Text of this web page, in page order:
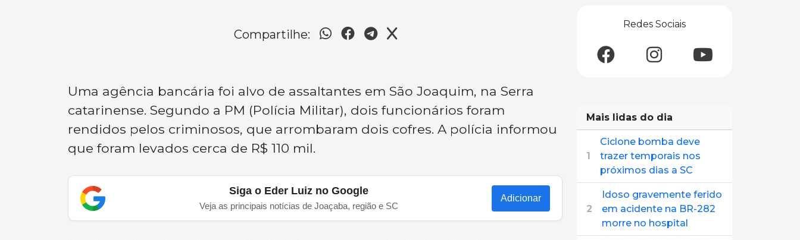
Compartilhe:
Uma agência bancária foi alvo de assaltantes em São Joaquim, na Serra
catarinense. Segundo a PM (Polícia Militar), dois funcionários foram
rendidos pelos criminosos, que arrombaram dois cofres. A polícia informou
que foram levados cerca de R$ 110 mil.
Siga o Eder Luiz no Google
Veja as principais notícias de Joaçaba, região e SC
Adicionar
Redes Sociais
Mais lidas do dia
1
Ciclone bomba deve
trazer temporais nos
próximos dias a SC
2
Idoso gravemente ferido
em acidente na BR-282
morre no hospital